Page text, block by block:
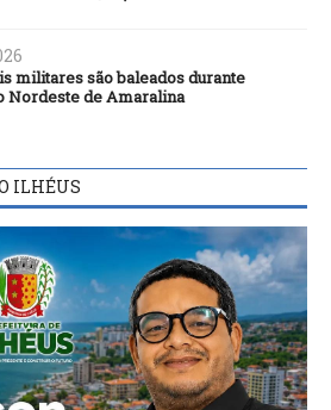
militares são baleados durante
Nordeste de Amaralina
ILHÉUS